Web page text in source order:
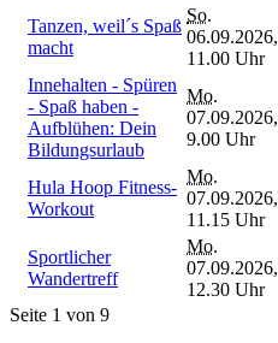
Tanzen, weil´s Spaß
macht
So.
06.09.2026,
11.00 Uhr
Innehalten - Spüren
- Spaß haben -
Aufblühen: Dein
Bildungsurlaub
Mo.
07.09.2026,
9.00 Uhr
Hula Hoop Fitness-
Workout
Mo.
07.09.2026,
11.15 Uhr
Sportlicher
Wandertreff
Mo.
07.09.2026,
12.30 Uhr
Seite 1 von 9